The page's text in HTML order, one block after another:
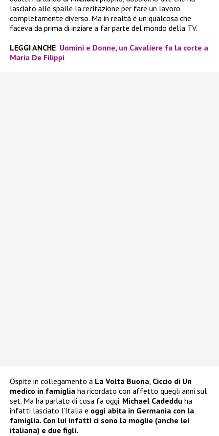
lasciato alle spalle la recitazione per fare un lavoro
completamente diverso. Ma in realtà è un qualcosa che
faceva da prima di inziare a far parte del mondo della TV.
LEGGI ANCHE: Uomini e Donne, un Cavaliere fa la corte a
Maria De Filippi
Ospite in collegamento a La Volta Buona, Ciccio di Un
medico in famiglia ha ricordato con affetto quegli anni sul
set. Ma ha parlato di cosa fa oggi. Michael Cadeddu ha
infatti lasciato l’Italia e oggi abita in Germania con la
famiglia. Con lui infatti ci sono la moglie (anche lei
italiana) e due figli.